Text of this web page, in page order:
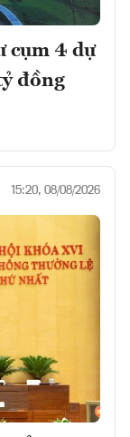
cụm 4 dự
đồng
15:20, 08/08/2026